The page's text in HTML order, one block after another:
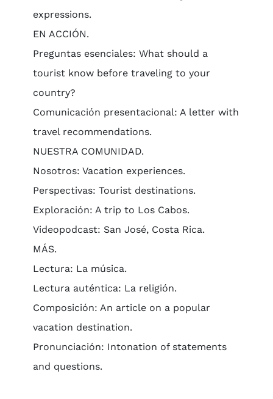
expressions.
EN ACCIÓN.
Preguntas esenciales: What should a
tourist know before traveling to your
country?
Comunicación presentacional: A letter with
travel recommendations.
NUESTRA COMUNIDAD.
Nosotros: Vacation experiences.
Perspectivas: Tourist destinations.
Exploración: A trip to Los Cabos.
Videopodcast: San José, Costa Rica.
MÁS.
Lectura: La música.
Lectura auténtica: La religión.
Composición: An article on a popular
vacation destination.
Pronunciación: Intonation of statements
and questions.